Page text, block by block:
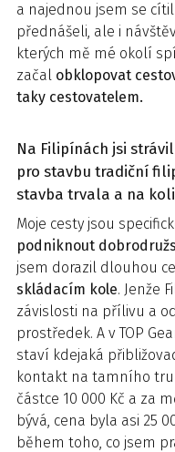
a najednou jsem se
přednášeli, ale i
kterých mě mé okolí
začal obklopovat
taky cestovatelem.
Na Filipínách jsi
pro stavbu tradiční
stavba trvala a na
Moje cesty jsou
podniknout
jsem dorazil dlouhou
skládacím kole. Jenže
závislosti na přílivu a
prostředek. A v TOP
staví kdejaká
kontakt na tamního
částce 10 000 Kč a za
bývá, cena byla asi 25
během toho, co jsem